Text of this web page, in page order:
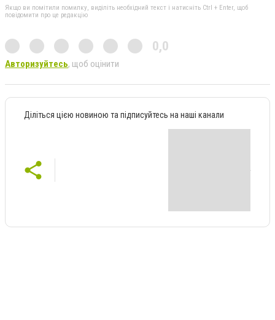
Якщо ви помітили помилку, виділіть необхідний текст і натисніть Ctrl + Enter, щоб
повідомити про це редакцію
0,0
Авторизуйтесь, щоб оцінити
Діліться цією новиною та підписуйтесь на наші канали